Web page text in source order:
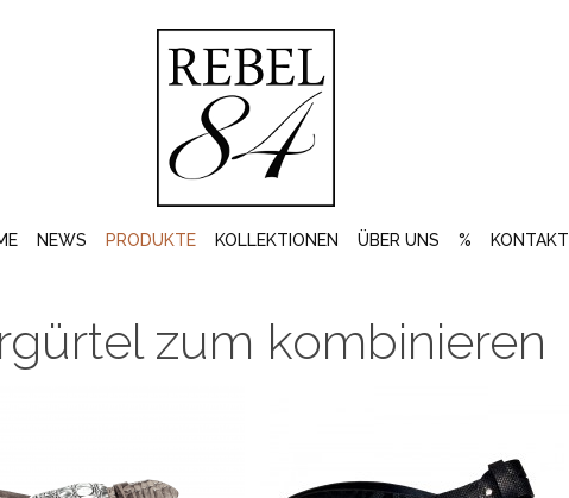
NEWS PRODUKTE KOLLEKTIONEN ÜBER UNS % KONTAKT
zum kombinieren